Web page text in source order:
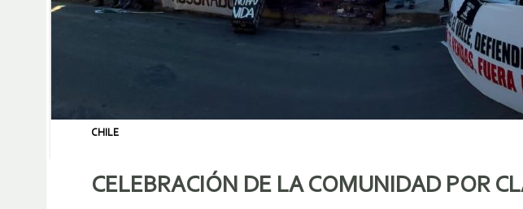
CHILE
CELEBRACIÓN DE LA COMUNIDAD POR